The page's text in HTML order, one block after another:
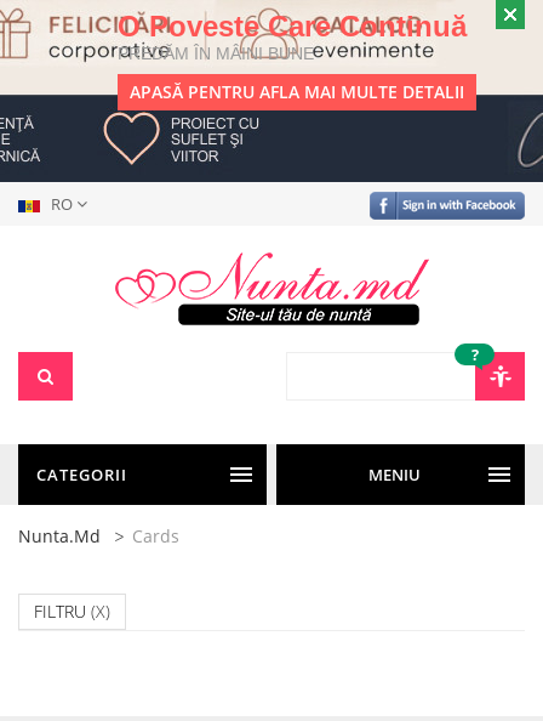
O Poveste Care Continuă
PREDĂM ÎN MÂINI BUNE
APASĂ PENTRU AFLA MAI MULTE DETALII
RO
?
CATEGORII MENIU
Nunta.md Cards
FILTRU (X)